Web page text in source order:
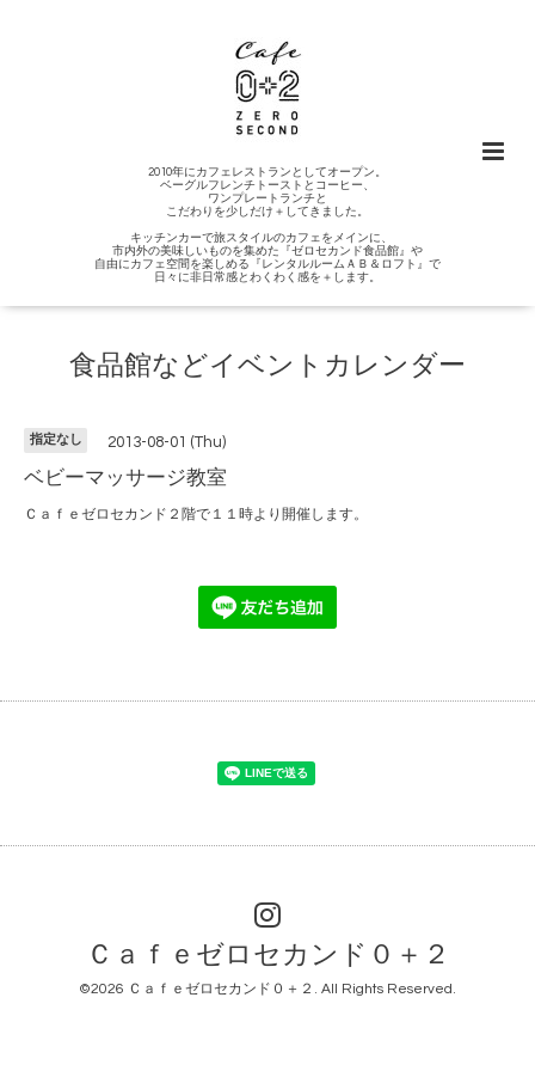
2010年にカフェレストランとしてオープン。
ベーグルフレンチトーストとコーヒー、
ワンプレートランチと
こだわりを少しだけ＋してきました。
キッチンカーで旅スタイルのカフェをメインに、
市内外の美味しいものを集めた『ゼロセカンド食品館』や
自由にカフェ空間を楽しめる『レンタルルームＡＢ＆ロフト』で
日々に非日常感とわくわく感を＋します。
食品館などイベントカレンダー
指定なし 2013-08-01 (Thu)
ベビーマッサージ教室
Ｃａｆｅゼロセカンド２階で１１時より開催します。
Ｃａｆｅゼロセカンド０＋２
©2026 Ｃａｆｅゼロセカンド０＋２ . All Rights Reserved.